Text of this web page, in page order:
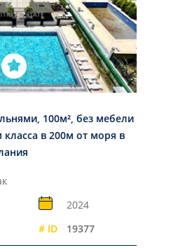
100м², без мебели
в 200м от моря в
2024
# ID 19377